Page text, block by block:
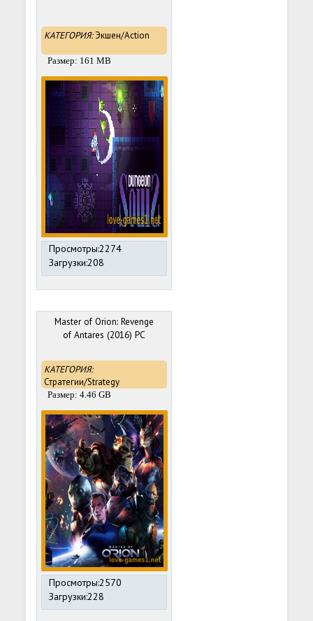
КАТЕГОРИЯ:Экшен/Action
Размер: 161 MB
Просмотры:2274
Загрузки:208
Master of Orion: Revenge
of Antares (2016) PC
КАТЕГОРИЯ:
Стратегии/Strategy
Размер: 4.46 GB
Просмотры:2570
Загрузки:228